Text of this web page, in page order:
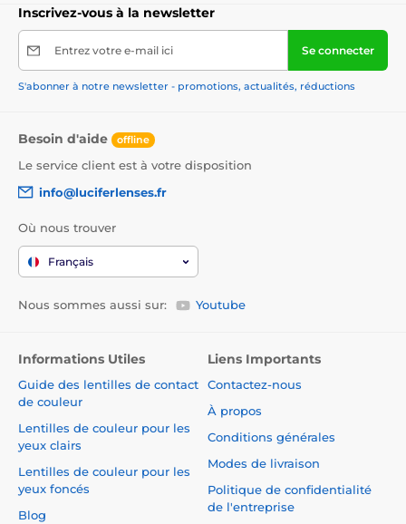
Inscrivez-vous à la newsletter
Entrez votre e-mail ici Se connecter
S'abonner à notre newsletter - promotions, actualités, réductions
Besoin d'aide offline
Le service client est à votre disposition
info@luciferlenses.fr
Où nous trouver
Français
Nous sommes aussi sur: Youtube
Informations Utiles
Guide des lentilles de contact
de couleur
Lentilles de couleur pour les
yeux clairs
Lentilles de couleur pour les
yeux foncés
Blog
Liens Importants
Contactez-nous
À propos
Conditions générales
Modes de livraison
Politique de confidentialité
de l'entreprise